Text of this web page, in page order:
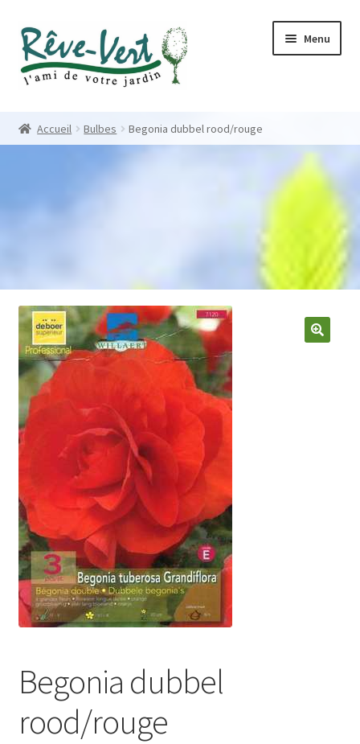
Skip
to
navigation
Skip
to
content
Menu
Accueil Bulbes Begonia dubbel rood/rouge
Begonia dubbel
rood/rouge